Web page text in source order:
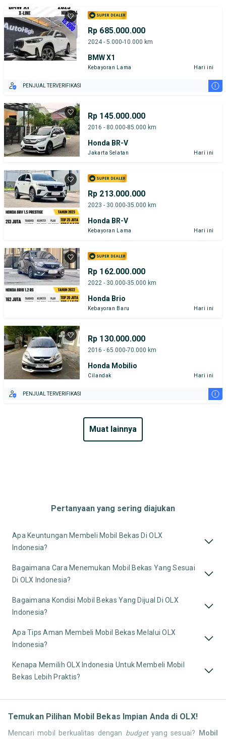
Rp 685.000.000
2024 - 5.000-10.000 km
BMW X1
Kebayoran Lama Hari ini
PENJUAL TERVERIFIKASI i
Rp 145.000.000
2016 - 80.000-85.000 km
Honda BR-V
Jakarta Selatan Hari ini
Rp 213.000.000
2023 - 30.000-35.000 km
Honda BR-V
Kebayoran Lama Hari ini
Rp 162.000.000
2022 - 30.000-35.000 km
Honda Brio
Kebayoran Baru Hari ini
Rp 130.000.000
2016 - 65.000-70.000 km
Honda Mobilio
Cilandak Hari ini
PENJUAL TERVERIFIKASI i
muat lainnya
Pertanyaan yang sering diajukan
Apa Keuntungan Membeli Mobil Bekas Di OLX
Indonesia?
Bagaimana Cara Menemukan Mobil Bekas Yang Sesuai
Di OLX Indonesia?
Bagaimana Kondisi Mobil Bekas Yang Dijual Di OLX
Indonesia?
Apa Tips Aman Membeli Mobil Bekas Melalui OLX
Indonesia?
Kenapa Memilih OLX Indonesia Untuk Membeli Mobil
Bekas Lebih Praktis?
Temukan Pilihan Mobil Bekas Impian Anda di OLX!
Mencari mobil berkualitas dengan budgetyang sesuai? Mobil